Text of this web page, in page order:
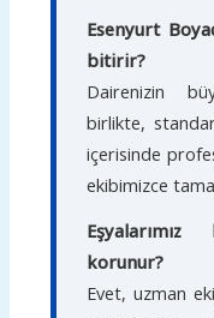
Esenyurt
bitirir?
Dairenizin
birlikte,
içerisinde
ekibimizce
korunur?
Evet, uzman